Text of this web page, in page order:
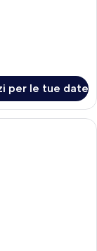
per le tue date
con due letti,